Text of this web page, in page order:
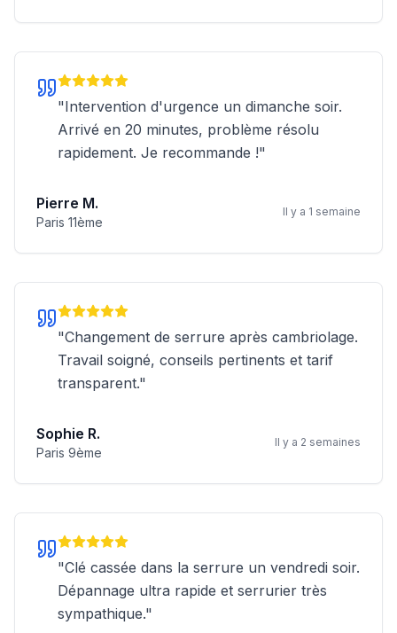
"Intervention d'urgence un dimanche soir.
Arrivé en 20 minutes, problème résolu
rapidement. Je recommande !"
Pierre M.
Paris 11ème
Il y a 1 semaine
"Changement de serrure après cambriolage.
Travail soigné, conseils pertinents et tarif
transparent."
Sophie R.
Paris 9ème
Il y a 2 semaines
"Clé cassée dans la serrure un vendredi soir.
Dépannage ultra rapide et serrurier très
sympathique."